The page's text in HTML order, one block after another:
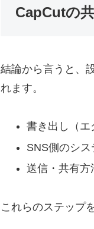
CapCutの
結論から言うと、
れます。
書き出し（エ
SNS側のシ
送信・共有方
これらのステップ